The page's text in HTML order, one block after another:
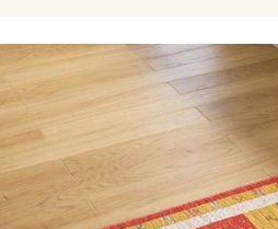
メンズ下着
ジュニア・ティーンズ下着
メンズファッション
メンズ下着
家電・雑貨すべて
家電
キッチン・雑貨・日用品
寝具・インテリア・家具
寝具・インテリア・家具通販すべて
家具・収納
美容・健康
美容・健康通販すべて
制服・スクール
ジュニア・ティーンズ下着
メンズ下着
家電
キッチン・雑貨・日用品
寝具・インテリア・家具通販すべて
家具・収納
寝具・ベッド
美容・健康
美容・健康通販すべて
美容・健康・サプリメント
制服・スクール
制服・スクールすべて
大きいサイズ